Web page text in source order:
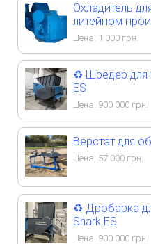
Охладитель
литейном
Цена: 1 000 грн.
♻️ Шредер для
ES
Цена: 900 000 грн.
Верстат для
Цена: 57 000 грн.
♻️ Дробарка
Shark ES
Цена: 900 000 грн.